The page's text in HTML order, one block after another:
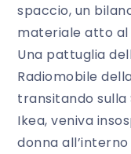
spaccio, un
materiale atto al
Una pattuglia
Radiomobile
transitando sulla
Ikea, veniva
donna